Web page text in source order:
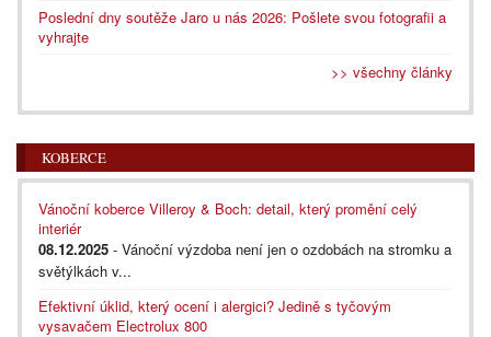
Poslední dny soutěže Jaro u nás 2026: Pošlete svou fotografii a
vyhrajte
>> všechny články
KOBERCE
Vánoční koberce Villeroy & Boch: detail, který promění celý
interiér
08.12.2025 - Vánoční výzdoba není jen o ozdobách na stromku a
světýlkách v...
Efektivní úklid, který ocení i alergici? Jedině s tyčovým
vysavačem Electrolux 800